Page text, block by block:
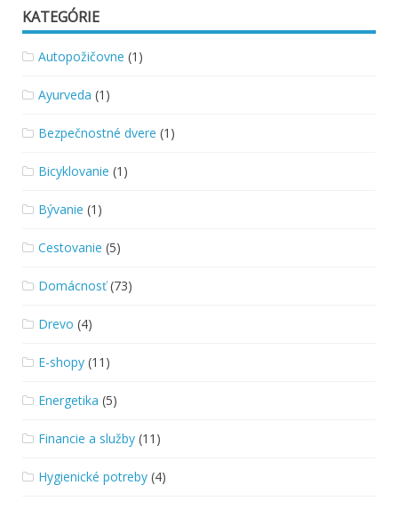
KATEGÓRIE
Autopožičovne (1)
Ayurveda (1)
Bezpečnostné dvere (1)
Bicyklovanie (1)
Bývanie (1)
Cestovanie (5)
Domácnosť(73)
Drevo (4)
E-shopy (11)
Energetika (5)
Financie a služby (11)
Hygienické potreby (4)